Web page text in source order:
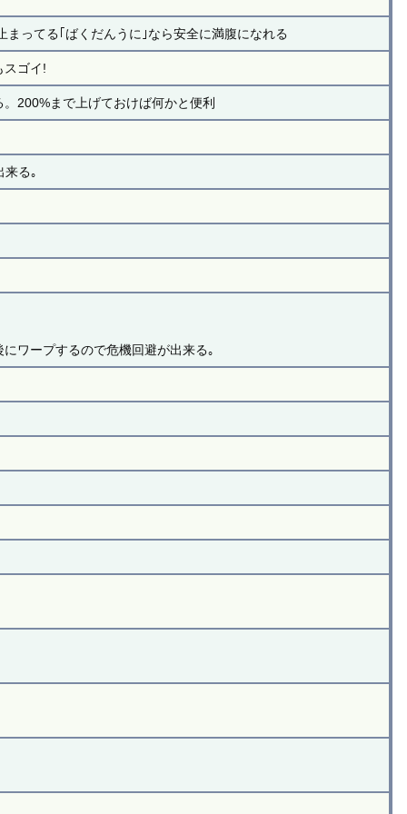
ってる｢ばくだんうに｣なら安全に満腹になれる
スゴイ!
200%まで上げておけば何かと便利
来る｡
ワープするので危機回避が出来る｡